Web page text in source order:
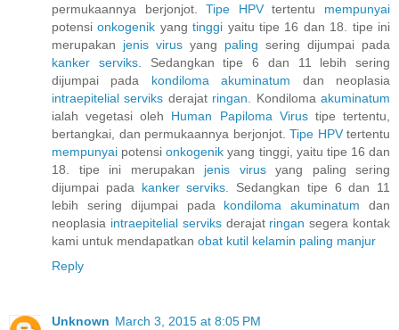
permukaannya berjonjot.Tipe HPVtertentu mempunyai
potensionkogenik yangtinggi yaitu tipe 16 dan 18. tipe ini
merupakan jenis virus yang paling sering dijumpai pada
kanker
serviks.
Sedangkan tipe 6 dan 11 lebih sering
dijumpai pada kondiloma akuminatum dan neoplasia
intraepitelial serviks derajat ringan. Kondilomaakuminatum
ialah vegetasi oleh Human Papiloma Virustipe tertentu,
bertangkai, dan permukaannya berjonjot. Tipe HPVtertentu
mempunyai potensionkogenik yang tinggi, yaitu tipe 16 dan
18. tipe ini merupakan jenis virusyang paling sering
dijumpai pada kanker serviks.
Sedangkan tipe 6 dan 11
lebih sering dijumpai pada kondiloma akuminatum dan
neoplasia intraepitelial serviksderajat ringan segera kontak
kami untuk mendapatkan obat kutil kelamin paling manjur
Reply
Unknown March 3, 2015 at 8:05 PM